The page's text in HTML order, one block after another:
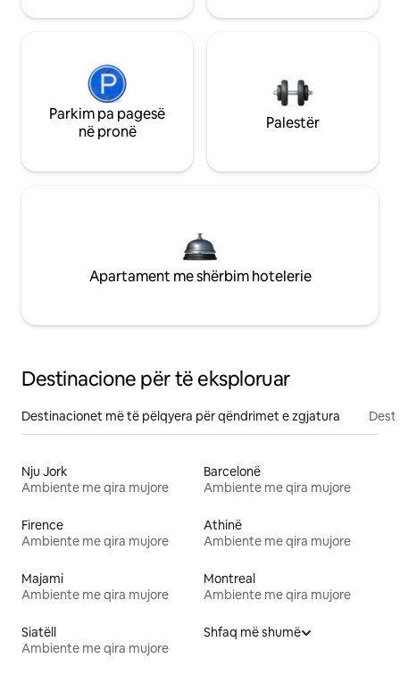
Parkim pa pagesë
në pronë
Palestër
Apartament me shërbim hotelerie
Destinacione për të eksploruar
Destinacionet më të pëlqyera për qëndrimet e zgjatura
Nju Jork
Ambiente me qira mujore
Barcelonë
Ambiente me qira mujore
Firence
Ambiente me qira mujore
Athinë
Ambiente me qira mujore
Majami
Ambiente me qira mujore
Montreal
Ambiente me qira mujore
Siatëll
Ambiente me qira mujore
Shfaq më shumë